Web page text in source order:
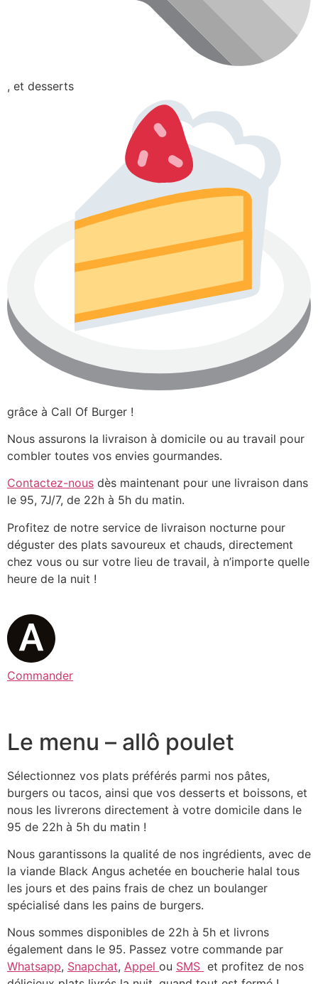
, et desserts
grâce à Call Of Burger !
Nous assurons la livraison à domicile ou au travail pour
combler toutes vos envies gourmandes.
Contactez-nous dès maintenant pour une livraison dans
le 95, 7J/7, de 22h à 5h du matin.
Profitez de notre service de livraison nocturne pour
déguster des plats savoureux et chauds, directement
chez vous ou sur votre lieu de travail, à n’importe quelle
heure de la nuit !
Commander
Le menu – allô poulet
Sélectionnez vos plats préférés parmi nos pâtes,
burgers ou tacos, ainsi que vos desserts et boissons, et
nous les livrerons directement à votre domicile dans le
95 de 22h à 5h du matin !
Nous garantissons la qualité de nos ingrédients, avec de
la viande Black Angus achetée en boucherie halal tous
les jours et des pains frais de chez un boulanger
spécialisé dans les pains de burgers.
Nous sommes disponibles de 22h à 5h et livrons
également dans le 95. Passez votre commande par
Whatsapp, Snapchat, Appel ou SMS et profitez de nos